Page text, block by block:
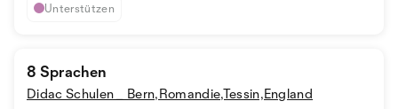
Unterstützen
8 Sprachen
Didac Schulen _ Bern,Romandie,Tessin,England